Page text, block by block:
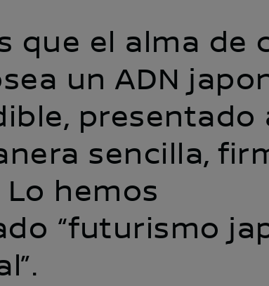
que el alma de
un ADN
presentado
sencilla,
hemos
“futurismo